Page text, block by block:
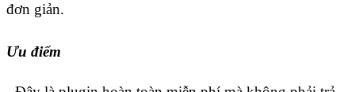
đơn giản.
Ưu điểm